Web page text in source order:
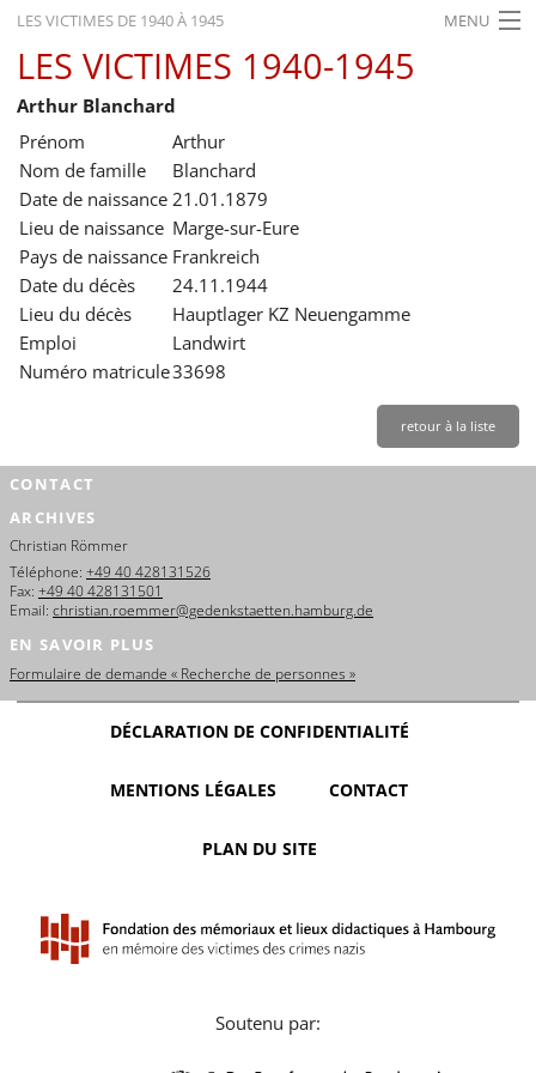
LES VICTIMES DE 1940 À 1945 MENU
ACCUEIL
ACTUALITÉS
EXPOSITIONS
HISTORIQUE
FORMATION
RECHERCHE
SERVICE
LES VICTIMES 1940-1945
Arthur Blanchard
Prénom
Arthur
Nom de famille
Blanchard
Date de naissance 21.01.1879
Lieu de naissance Marge-sur-Eure
Pays de naissance Frankreich
Date du décès
24.11.1944
Lieu du décès
Hauptlager KZ Neuengamme
Emploi
Landwirt
Numéro matricule33698
retour à la liste
CONTACT
ARCHIVES
Christian Römmer
Téléphone: +49 40 428131526
Fax: +49 40 428131501
Email: christian.roemmer@gedenkstaetten.hamburg.de
EN SAVOIR PLUS
Formulaire de demande « Recherche de personnes »
DÉCLARATION DE CONFIDENTIALITÉ
MENTIONS LÉGALES CONTACT
PLAN DU SITE
Soutenu par: